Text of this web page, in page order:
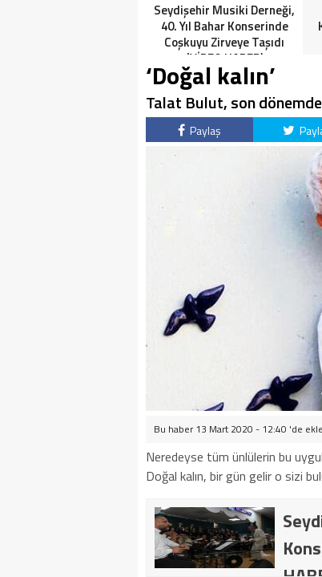
Seydişehir Musiki Derneği,
40. Yıl Bahar Konserinde
Coşkuyu Zirveye Taşıdı
(VİDEO HABER)
‘Doğal kalın’
Talat Bulut, son
Paylaş
Bu haber 13 Mart 2020 - 12:40 'de
Neredeyse tüm ünlülerin bu
Doğal kalın, bir gün gelir o sizi